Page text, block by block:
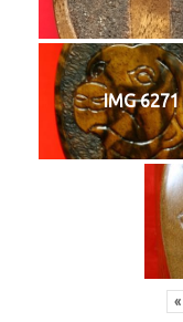
IMG 6271
«